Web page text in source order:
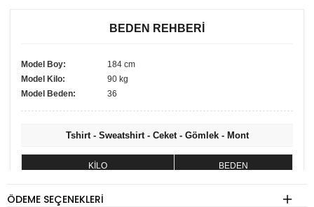
BEDEN REHBERİ
Model Boy:
184 cm
Model Kilo:
90 kg
Model Beden:
36
Tshirt - Sweatshirt - Ceket - Gömlek - Mont
KİLO BEDEN
ÖDEME SEÇENEKLERI